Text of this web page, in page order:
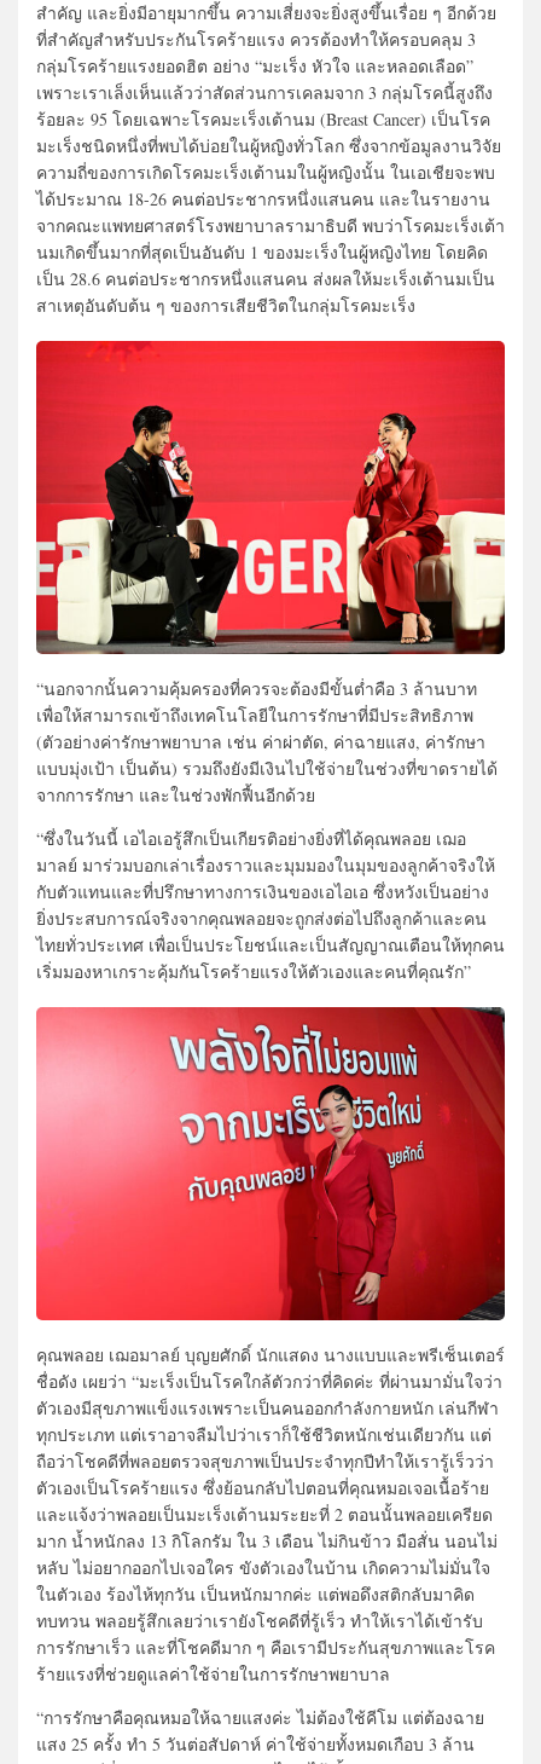
สำคัญ และยิ่งมีอายุมากขึ้น ความเสี่ยงจะยิ่งสูงขึ้นเรื่อย ๆ อีกด้วย
ที่สำคัญสำหรับประกันโรคร้ายแรง ควรต้องทำให้ครอบคลุม 3
กลุ่มโรคร้ายแรงยอดฮิต อย่าง “มะเร็ง หัวใจ และหลอดเลือด”
เพราะเราเล็งเห็นแล้วว่าสัดส่วนการเคลมจาก 3 กลุ่มโรคนี้สูงถึง
ร้อยละ 95 โดยเฉพาะโรคมะเร็งเต้านม (Breast Cancer) เป็นโรค
มะเร็งชนิดหนึ่งที่พบได้บ่อยในผู้หญิงทั่วโลก ซึ่งจากข้อมูลงานวิจัย
ความถี่ของการเกิดโรคมะเร็งเต้านมในผู้หญิงนั้น ในเอเชียจะพบ
ได้ประมาณ 18-26 คนต่อประชากรหนึ่งแสนคน และในรายงาน
จากคณะแพทยศาสตร์โรงพยาบาลรามาธิบดี พบว่าโรคมะเร็งเต้า
นมเกิดขึ้นมากที่สุดเป็นอันดับ 1 ของมะเร็งในผู้หญิงไทย โดยคิด
เป็น 28.6 คนต่อประชากรหนึ่งแสนคน ส่งผลให้มะเร็งเต้านมเป็น
สาเหตุอันดับต้น ๆ ของการเสียชีวิตในกลุ่มโรคมะเร็ง
“นอกจากนั้นความคุ้มครองที่ควรจะต้องมีขั้นต่ำคือ 3 ล้านบาท
เพื่อให้สามารถเข้าถึงเทคโนโลยีในการรักษาที่มีประสิทธิภาพ
(ตัวอย่างค่ารักษาพยาบาล เช่น ค่าผ่าตัด, ค่าฉายแสง, ค่ารักษา
แบบมุ่งเป้า เป็นต้น) รวมถึงยังมีเงินไปใช้จ่ายในช่วงที่ขาดรายได้
จากการรักษา และในช่วงพักฟื้นอีกด้วย
“ซึ่งในวันนี้ เอไอเอรู้สึกเป็นเกียรติอย่างยิ่งที่ได้คุณพลอย เฌอ
มาลย์ มาร่วมบอกเล่าเรื่องราวและมุมมองในมุมของลูกค้าจริงให้
กับตัวแทนและที่ปรึกษาทางการเงินของเอไอเอ ซึ่งหวังเป็นอย่าง
ยิ่งประสบการณ์จริงจากคุณพลอยจะถูกส่งต่อไปถึงลูกค้าและคน
ไทยทั่วประเทศ เพื่อเป็นประโยชน์และเป็นสัญญาณเตือนให้ทุกคน
เริ่มมองหาเกราะคุ้มกันโรคร้ายแรงให้ตัวเองและคนที่คุณรัก”
คุณพลอย เฌอมาลย์ บุญยศักดิ์ นักแสดง นางแบบและพรีเซ็นเตอร์
ชื่อดัง เผยว่า “มะเร็งเป็นโรคใกล้ตัวกว่าที่คิดค่ะ ที่ผ่านมามั่นใจว่า
ตัวเองมีสุขภาพแข็งแรงเพราะเป็นคนออกกำลังกายหนัก เล่นกีฬา
ทุกประเภท แต่เราอาจลืมไปว่าเราก็ใช้ชีวิตหนักเช่นเดียวกัน แต่
ถือว่าโชคดีที่พลอยตรวจสุขภาพเป็นประจำทุกปีทำให้เรารู้เร็วว่า
ตัวเองเป็นโรคร้ายแรง ซึ่งย้อนกลับไปตอนที่คุณหมอเจอเนื้อร้าย
และแจ้งว่าพลอยเป็นมะเร็งเต้านมระยะที่ 2 ตอนนั้นพลอยเครียด
มาก น้ำหนักลง 13 กิโลกรัม ใน 3 เดือน ไม่กินข้าว มือสั่น นอนไม่
หลับ ไม่อยากออกไปเจอใคร ขังตัวเองในบ้าน เกิดความไม่มั่นใจ
ในตัวเอง ร้องไห้ทุกวัน เป็นหนักมากค่ะ แต่พอดึงสติกลับมาคิด
ทบทวน พลอยรู้สึกเลยว่าเรายังโชคดีที่รู้เร็ว ทำให้เราได้เข้ารับ
การรักษาเร็ว และที่โชคดีมาก ๆ คือเรามีประกันสุขภาพและโรค
ร้ายแรงที่ช่วยดูแลค่าใช้จ่ายในการรักษาพยาบาล
“การรักษาคือคุณหมอให้ฉายแสงค่ะ ไม่ต้องใช้คีโม แต่ต้องฉาย
แสง 25 ครั้ง ทำ 5 วันต่อสัปดาห์ ค่าใช้จ่ายทั้งหมดเกือบ 3 ล้าน